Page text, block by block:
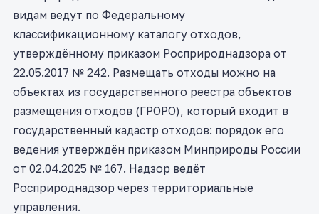
видам ведут по Федеральному
классификационному каталогу отходов,
утверждённому приказом Росприроднадзора от
22.05.2017 № 242. Размещать отходы можно на
объектах из государственного реестра объектов
размещения отходов (ГРОРО), который входит в
государственный кадастр отходов: порядок его
ведения утверждён приказом Минприроды России
от 02.04.2025 № 167. Надзор ведёт
Росприроднадзор через территориальные
управления.